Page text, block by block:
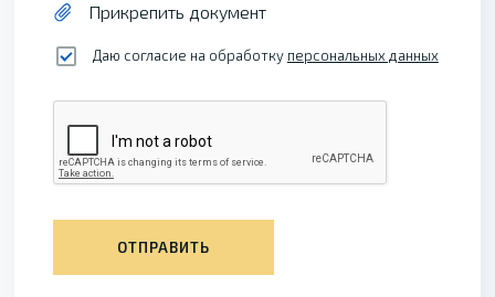
Прикрепить документ
Даю согласие на обработку персональных данных
ОТПРАВИТЬ